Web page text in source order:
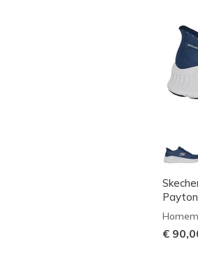
Payton
Homem
€